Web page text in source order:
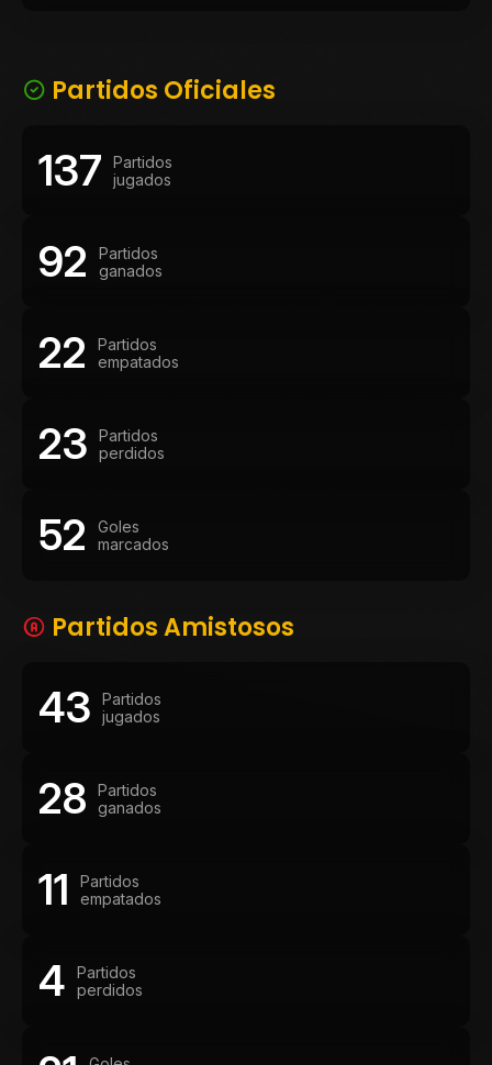
y 1917, siendo además goleador y mejor jugador de la
primera edición del torneo. Paralelamente desarrolló una
trascendió las canchas y despertó la admiración en
toda América, inspirando el célebre poema Polirritmo
mayores glorias de Peñarol.
Partidos Oficiales
137
Partidos
jugados
92
Partidos
ganados
22
Partidos
empatados
23
Partidos
perdidos
52
Goles
marcados
Partidos Amistosos
43
Partidos
jugados
28
Partidos
ganados
11
Partidos
empatados
4
Partidos
perdidos